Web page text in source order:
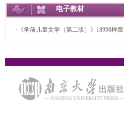
第三节幼儿图画书的分类35
第四节幼儿图画书的创编37
第五节幼儿图画书的阅读欣赏指导42
第三节儿歌的分类及其特殊艺术形式59
第四节儿歌的阅读欣赏指导69
电子教材
·《学前儿童文学（第二版）》18998样章